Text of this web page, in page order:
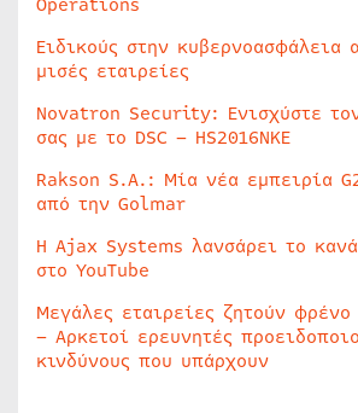
Ειδικούς στην κυβερνοασφάλεια
μισές εταιρείες
Novatron Security: Ενισχύστε
σας με το DSC – HS2016NKE
Rakson S.A.: Μία νέα εμπειρία
από την Golmar
Η Ajax Systems λανσάρει το
στο YouTube
Μεγάλες εταιρείες ζητούν
– Αρκετοί ερευνητές
κινδύνους που υπάρχουν